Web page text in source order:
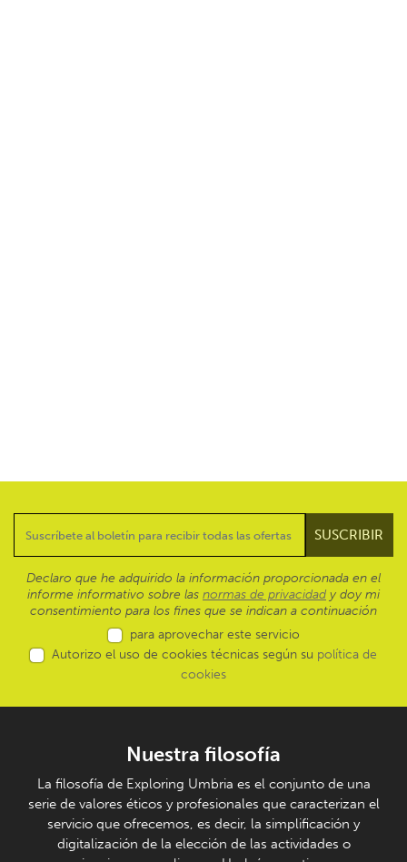
Declaro que he adquirido la información proporcionada en el
informe informativo sobre las normas de privacidad y doy mi
consentimiento para los fines que se indican a continuación
para aprovechar este servicio
Autorizo el uso de cookies técnicas según su política de
cookies
Nuestra filosofía
La filosofía de Exploring Umbria es el conjunto de una
serie de valores éticos y profesionales que caracterizan el
servicio que ofrecemos, es decir, la simplificación y
digitalización de la elección de las actividades o